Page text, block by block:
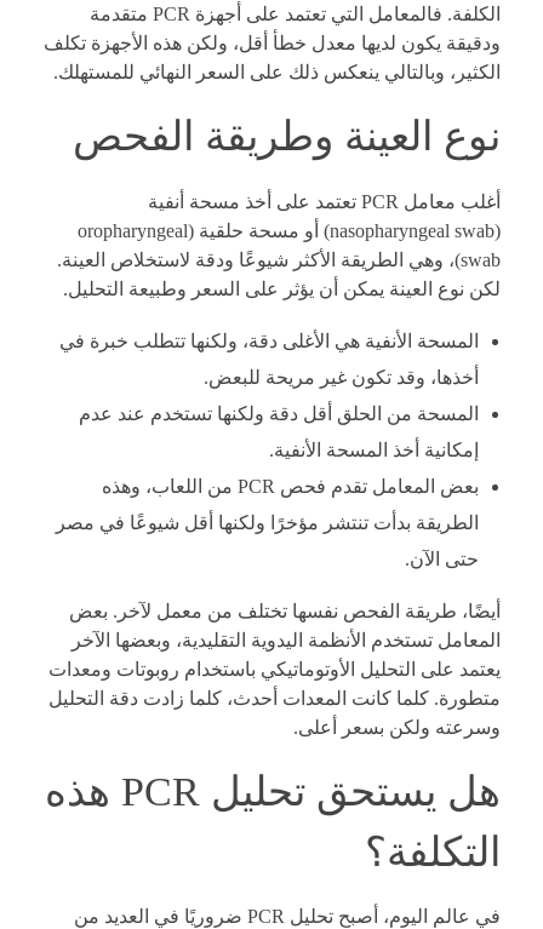
الكلفة. فالمعامل التي تعتمد على أجهزة PCR متقدمة
ودقيقة يكون لديها معدل خطأ أقل، ولكن هذه الأجهزة تكلف
الكثير، وبالتالي ينعكس ذلك على السعر النهائي للمستهلك.
نوع العينة وطريقة الفحص
أغلب معامل PCR تعتمد على أخذ مسحة أنفية
(nasopharyngeal swab) أو مسحة حلقية (oropharyngeal
swab)، وهي الطريقة الأكثر شيوعًا ودقة لاستخلاص العينة.
لكن نوع العينة يمكن أن يؤثر على السعر وطبيعة التحليل.
المسحة الأنفية هي الأغلى دقة، ولكنها تتطلب خبرة في
أخذها، وقد تكون غير مريحة للبعض.
المسحة من الحلق أقل دقة ولكنها تستخدم عند عدم
إمكانية أخذ المسحة الأنفية.
بعض المعامل تقدم فحص PCR من اللعاب، وهذه
الطريقة بدأت تنتشر مؤخرًا ولكنها أقل شيوعًا في مصر
حتى الآن.
أيضًا، طريقة الفحص نفسها تختلف من معمل لآخر. بعض
المعامل تستخدم الأنظمة اليدوية التقليدية، وبعضها الآخر
يعتمد على التحليل الأوتوماتيكي باستخدام روبوتات ومعدات
متطورة. كلما كانت المعدات أحدث، كلما زادت دقة التحليل
وسرعته ولكن بسعر أعلى.
هل يستحق تحليل PCR هذه
التكلفة؟
في عالم اليوم، أصبح تحليل PCR ضروريًا في العديد من